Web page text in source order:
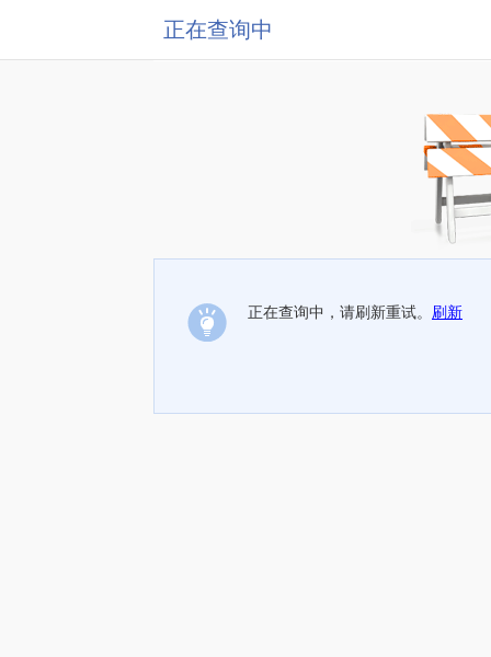
正在查询中
正在查询中，请刷新重试。 刷新